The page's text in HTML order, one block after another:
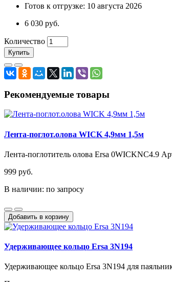
Готов к отгрузке: 10 августа 2026
6 030 руб.
Количество
Купить
Рекомендуемые товары
Лента-поглот.олова WICK 4,9мм 1,5м
Лента-поглотитель олова Ersa 0WICKNC4.9
999 руб.
В наличии: по запросу
Добавить в корзину
Удерживающее кольцо Ersa 3N194
Удерживающее кольцо Ersa 3N194 для